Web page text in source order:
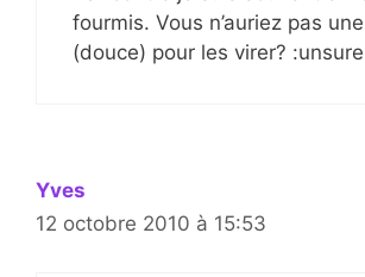
fourmis. Vous n’auriez pas
(douce) pour les virer?
Yves
12 octobre 2010 à 15:53